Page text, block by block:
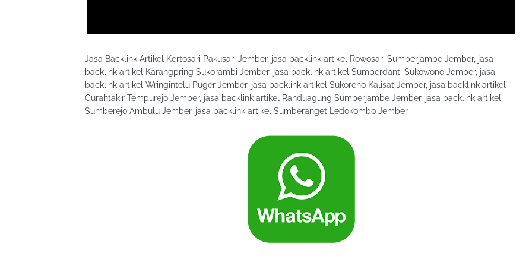
Jasa Backlink Artikel Kertosari Pakusari Jember, jasa backlink artikel Rowosari Sumberjambe Jember, jasa
backlink artikel Karangpring Sukorambi Jember, jasa backlink artikel Sumberdanti Sukowono Jember, jasa
backlink artikel Wringintelu Puger Jember, jasa backlink artikel Sukoreno Kalisat Jember, jasa backlink artikel
Curahtakir Tempurejo Jember, jasa backlink artikel Randuagung Sumberjambe Jember, jasa backlink artikel
Sumberejo Ambulu Jember, jasa backlink artikel Sumberanget Ledokombo Jember.